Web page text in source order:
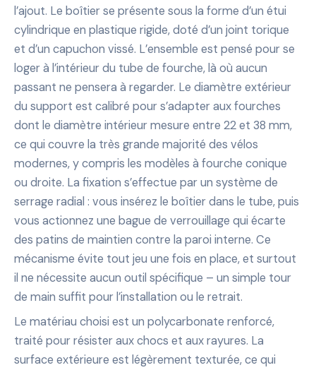
l’ajout. Le boîtier se présente sous la forme d’un étui
cylindrique en plastique rigide, doté d’un joint torique
et d’un capuchon vissé. L’ensemble est pensé pour se
loger à l’intérieur du tube de fourche, là où aucun
passant ne pensera à regarder. Le diamètre extérieur
du support est calibré pour s’adapter aux fourches
dont le diamètre intérieur mesure entre 22 et 38 mm,
ce qui couvre la très grande majorité des vélos
modernes, y compris les modèles à fourche conique
ou droite. La fixation s’effectue par un système de
serrage radial : vous insérez le boîtier dans le tube, puis
vous actionnez une bague de verrouillage qui écarte
des patins de maintien contre la paroi interne. Ce
mécanisme évite tout jeu une fois en place, et surtout
il ne nécessite aucun outil spécifique – un simple tour
de main suffit pour l’installation ou le retrait.
Le matériau choisi est un polycarbonate renforcé,
traité pour résister aux chocs et aux rayures. La
surface extérieure est légèrement texturée, ce qui